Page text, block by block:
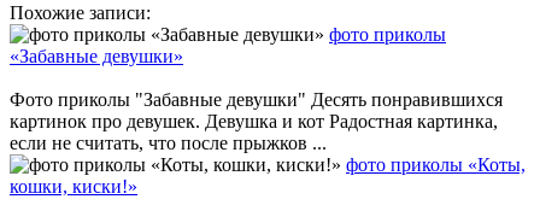
Похожие записи:
фото приколы
«Забавные девушки»
Фото приколы "Забавные девушки" Десять понравившихся
картинок про девушек. Девушка и кот Радостная картинка,
если не считать, что после прыжков ...
фото приколы «Коты,
кошки, киски!»